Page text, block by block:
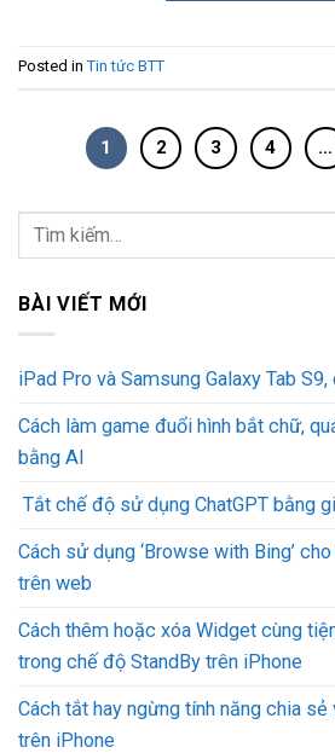
Posted inTin tức BTT
1 2 3 4 …
BÀI VIẾT MỚI
iPad Pro và Samsung Galaxy Tab
Cách làm game đuổi hình bắt chữ,
bằng AI
Tắt chế độ sử dụng ChatGPT bằng
Cách sử dụng ‘Browse with Bing’
trên web
Cách thêm hoặc xóa Widget cùng
trong chế độ StandBy trên iPhone
Cách tắt hay ngừng tính năng chia
trên iPhone